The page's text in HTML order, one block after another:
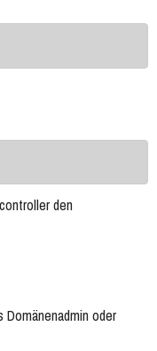
den
oder